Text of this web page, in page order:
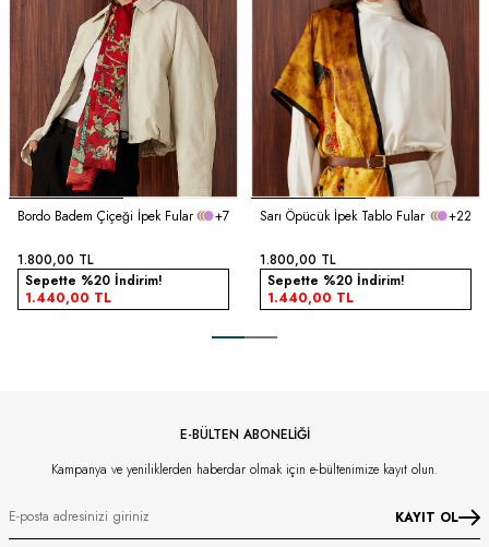
Bordo Badem Çiçeği İpek Fular +7
1.800,00 TL
Sepette %20 İndirim!
1.440,00 TL
Sarı Öpücük İpek Tablo Fular +22
1.800,00 TL
Sepette %20 İndirim!
1.440,00 TL
E-BÜLTEN ABONELİĞİ
Kampanya ve yeniliklerden haberdar olmak için e-bültenimize kayıt olun.
KAYIT OL